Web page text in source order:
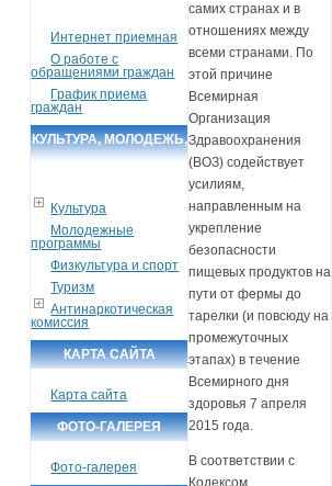
Интернет приемная
О работе с
обращениями граждан
График приема
граждан
КУЛЬТУРА, МОЛОДЕЖЬ,
Культура
Молодежные
программы
Физкультура и спорт
Туризм
Антинаркотическая
комиссия
КАРТА САЙТА
Карта сайта
ФОТО-ГАЛЕРЕЯ
Фото-галерея
самих странах и в
отношениях между
всеми странами. По
этой причине
Всемирная
Организация
Здравоохранения
(ВОЗ) содействует
усилиям,
направленным на
укрепление
безопасности
пищевых продуктов на
пути от фермы до
тарелки (и повсюду на
промежуточных
этапах) в течение
Всемирного дня
здоровья 7 апреля
2015 года.
В соответствии с